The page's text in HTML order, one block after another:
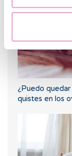
¿Puedo
quistes en los